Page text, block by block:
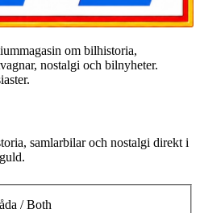
om bilhistoria,
nostalgi och bilnyheter.
samlarbilar och nostalgi direkt i
/ Both